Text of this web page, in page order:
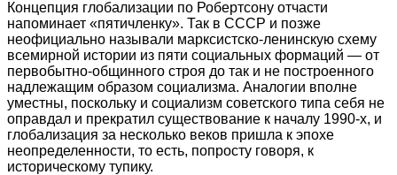
Концепция глобализации по Робертсону отчасти
напоминает «пятичленку». Так в СССР и позже
неофициально называли марксистско-ленинскую схему
всемирной истории из пяти социальных формаций — от
первобытно-общинного строя до так и не построенного
надлежащим образом социализма. Аналогии вполне
уместны, поскольку и социализм советского типа себя не
оправдал и прекратил существование к началу 1990-х, и
глобализация за несколько веков пришла к эпохе
неопределенности, то есть, попросту говоря, к
историческому тупику.